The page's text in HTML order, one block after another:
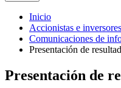
Inicio
Accionistas e inversores
Comunicaciones de
Presentación de
Presentación de